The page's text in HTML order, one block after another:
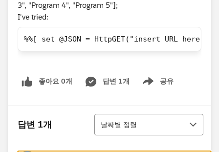
3", "Program 4", "Program 5"];
I've tried:
%%[ set @JSON = HttpGET("insert URL
좋아요 0개 답변 1개 공유
Show menu
답변 1개
정렬
날짜별 정렬